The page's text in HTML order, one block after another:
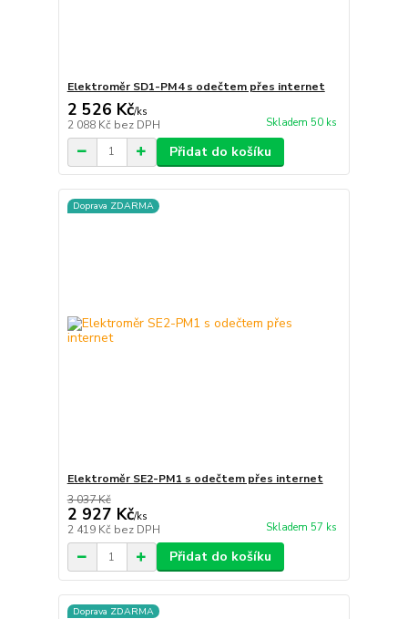
Elektroměr SD1-PM4 s odečtem přes internet
2 526 Kč/ks
2 088 Kč bez DPH Skladem 50 ks
Přidat do košíku
Doprava ZDARMA
Elektroměr SE2-PM1 s odečtem přes internet
3 037 Kč
2 927 Kč/ks
2 419 Kč bez DPH Skladem 57 ks
Přidat do košíku
Doprava ZDARMA